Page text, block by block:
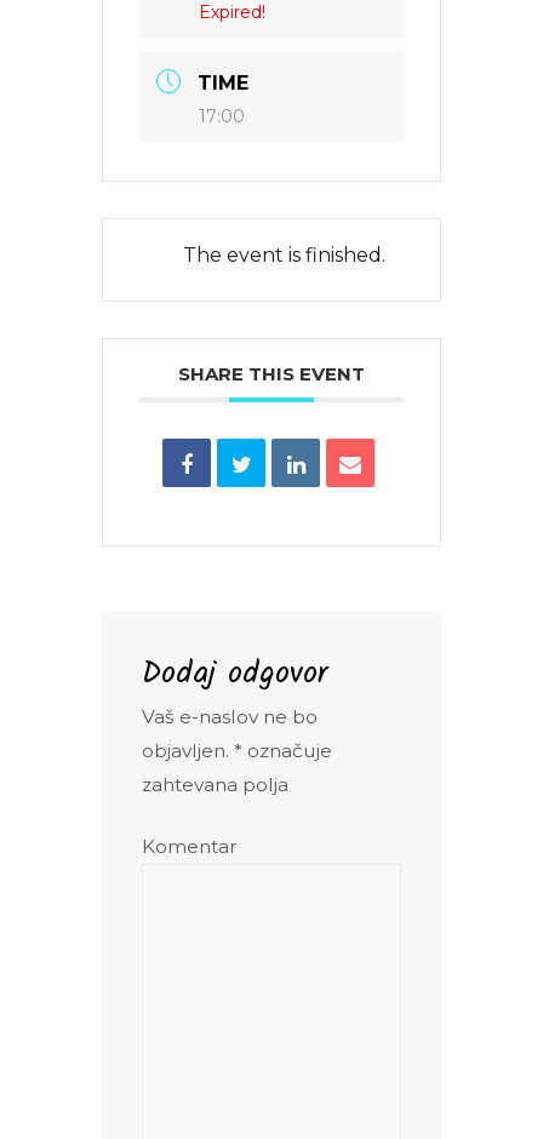
Expired!
TIME
17:00
The event is finished.
SHARE THIS EVENT
Dodaj odgovor
Vaš e-naslov ne bo
objavljen. * označuje
zahtevana polja
Komentar